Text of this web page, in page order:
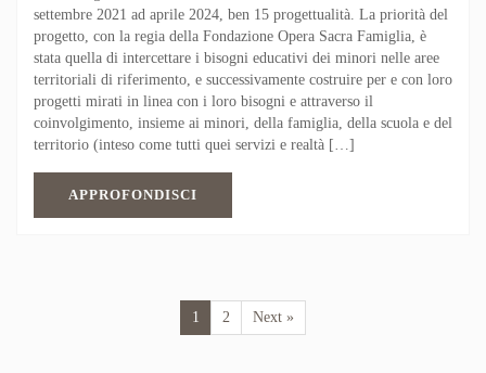
settembre 2021 ad aprile 2024, ben 15 progettualità. La priorità del
progetto, con la regia della Fondazione Opera Sacra Famiglia, è
stata quella di intercettare i bisogni educativi dei minori nelle aree
territoriali di riferimento, e successivamente costruire per e con loro
progetti mirati in linea con i loro bisogni e attraverso il
coinvolgimento, insieme ai minori, della famiglia, della scuola e del
territorio (inteso come tutti quei servizi e realtà […]
APPROFONDISCI
1 2 Next »